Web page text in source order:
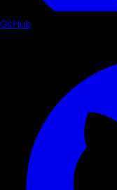
GitHub